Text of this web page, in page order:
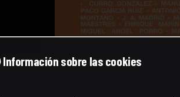
Información sobre las cookies